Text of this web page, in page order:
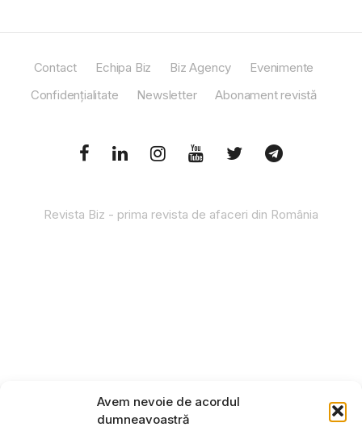
Avem nevoie de acordul
dumneavoastră
Contact Echipa Biz Biz Agency
Evenimente
Confidențialitate
Newsletter Abonament revistă
Revista Biz - prima revista de afaceri din România